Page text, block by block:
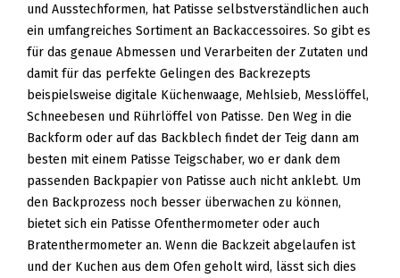
und Ausstechformen, hat Patisse selbstverständlichen auch
ein umfangreiches Sortiment an Backaccessoires. So gibt es
für das genaue Abmessen und Verarbeiten der Zutaten und
damit für das perfekte Gelingen des Backrezepts
beispielsweise digitale Küchenwaage, Mehlsieb, Messlöffel,
Schneebesen und Rührlöffel von Patisse. Den Weg in die
Backform oder auf das Backblech findet der Teig dann am
besten mit einem Patisse Teigschaber, wo er dank dem
passenden Backpapier von Patisse auch nicht anklebt. Um
den Backprozess noch besser überwachen zu können,
bietet sich ein Patisse Ofenthermometer oder auch
Bratenthermometer an. Wenn die Backzeit abgelaufen ist
und der Kuchen aus dem Ofen geholt wird, lässt sich dies